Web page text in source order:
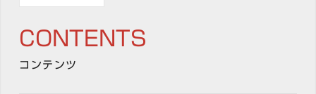
CONTENTS
コンテンツ